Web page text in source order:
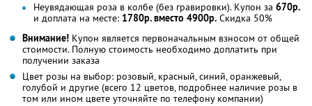
Неувядающая роза в колбе (без гравировки). Купон за 670р.
и доплата на месте: 1780р. вместо 4900р. Скидка 50%
Внимание! Купон является первоначальным взносом от общей
стоимости. Полную стоимость необходимо доплатить при
получении заказа
Цвет розы на выбор: розовый, красный, синий, оранжевый,
голубой и другие (всего 12 цветов, подробнее наличие розы в
том или ином цвете уточняйте по телефону компании)